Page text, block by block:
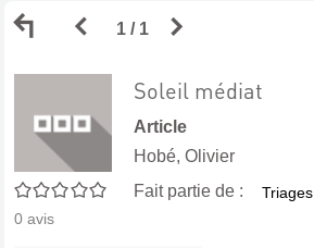
Retour
aux
résultats
de
Page
précédente
des
résultats
1 / 1
Page
suivante
des
résultats
0/5
0 avis
Soleil médiat
Article
Hobé, Olivier
Fait partie de :
Triages